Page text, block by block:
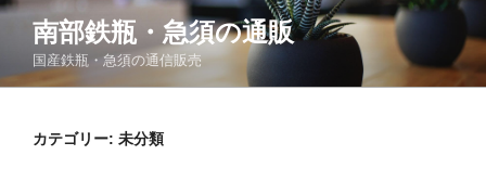
コ
ン
南部鉄瓶・急須の通販
国産鉄瓶・急須の通信販売
カテゴリー: 未分類